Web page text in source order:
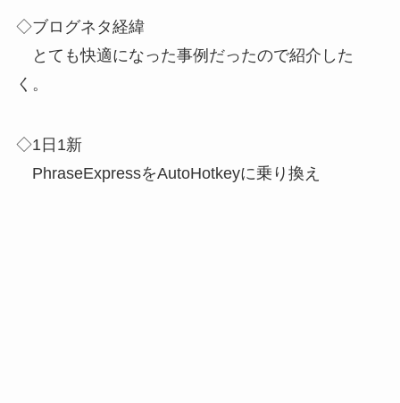
◇ブログネタ経緯
とても快適になった事例だったので紹介した
く。
◇1日1新
PhraseExpressをAutoHotkeyに乗り換え